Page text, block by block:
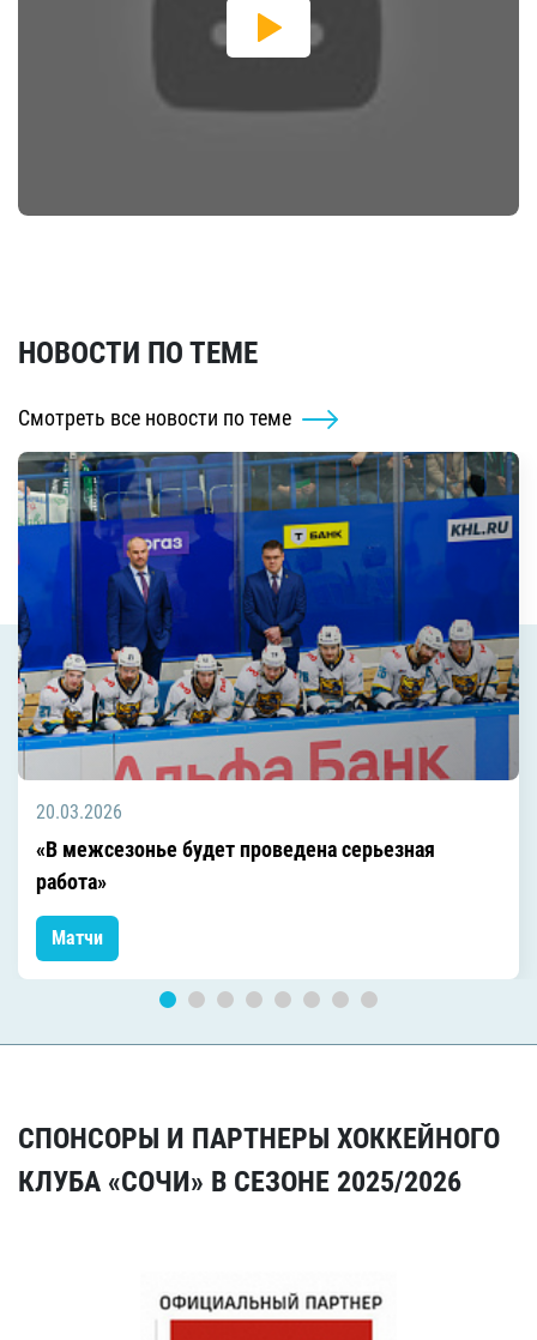
НОВОСТИ ПО ТЕМЕ
Смотреть все новости по теме
20.03.2026
«В межсезонье будет проведена серьезная
работа»
Матчи
СПОНСОРЫ И ПАРТНЕРЫ ХОККЕЙНОГО
КЛУБА «СОЧИ» В СЕЗОНЕ 2025/2026